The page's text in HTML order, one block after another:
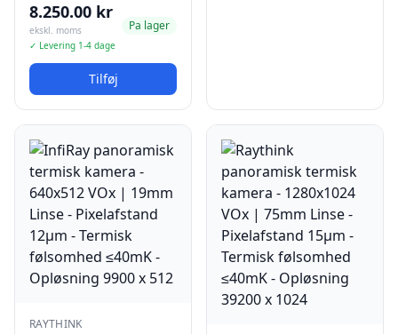
8.250.00 kr
ekskl. moms
✓ Levering 1-4 dage
Pa lager
Tilføj
RAYTHINK